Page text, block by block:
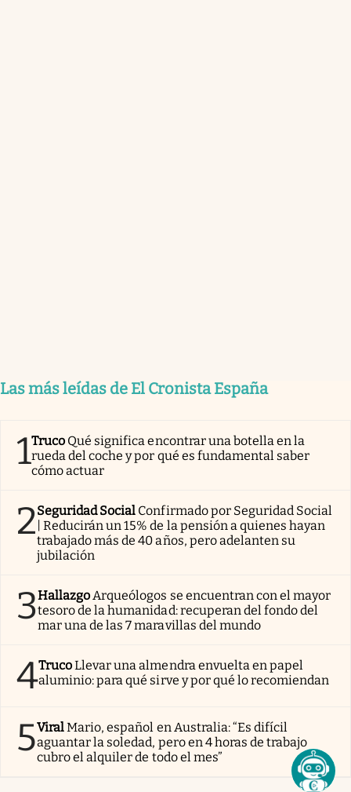
Las más leídas de El Cronista España
1Truco Qué significa encontrar una botella en la
rueda del coche y por qué es fundamental saber
cómo actuar
2Seguridad Social Confirmado por Seguridad Social
| Reducirán un 15% de la pensión a quienes hayan
trabajado más de 40 años, pero adelanten su
jubilación
3HallazgoArqueólogos se encuentran con el mayor
tesoro de la humanidad: recuperan del fondo del
mar una de las 7 maravillas del mundo
4TrucoLlevar una almendra envuelta en papel
aluminio: para qué sirve y por qué lo recomiendan
5ViralMario, español en Australia: “Es difícil
aguantar la soledad, pero en 4 horas de trabajo
cubro el alquiler de todo el mes”